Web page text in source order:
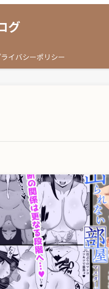
グ
イバシーポリシー